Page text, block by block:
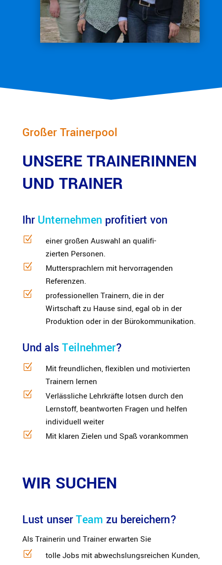
Großer Trainerpool
UNSERE TRAINERINNEN
UND TRAINER
Ihr Unternehmen profitiert von
Z
einer großen Auswahl an quali­fi­
zierten Personen.
Z
Mutter­sprachlern mit hervor­ra­genden
Referenzen.
Z
profes­sio­nellen Trainern, die in der
Wirtschaft zu Hause sind, egal ob in der
Produktion oder in der Bürokommunikation.
Und als Teilnehmer?
Z
Mit freund­lichen, flexiblen und motivierten
Trainern lernen
Z
Verläss­liche Lehrkräfte lotsen durch den
Lernstoff, beant­worten Fragen und helfen
indivi­duell weiter
Z Mit klaren Zielen und Spaß vorankommen
WIR SUCHEN
Lust unser Team zu bereichern?
Als Trainerin und Trainer erwarten Sie
Z
tolle Jobs mit abwechs­lungs­reichen Kunden,